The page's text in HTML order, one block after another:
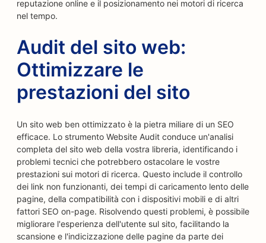
reputazione online e il posizionamento nei motori di ricerca
nel tempo.
Audit del sito web:
Ottimizzare le
prestazioni del sito
Un sito web ben ottimizzato è la pietra miliare di un SEO
efficace. Lo strumento Website Audit conduce un'analisi
completa del sito web della vostra libreria, identificando i
problemi tecnici che potrebbero ostacolare le vostre
prestazioni sui motori di ricerca. Questo include il controllo
dei link non funzionanti, dei tempi di caricamento lento delle
pagine, della compatibilità con i dispositivi mobili e di altri
fattori SEO on-page. Risolvendo questi problemi, è possibile
migliorare l'esperienza dell'utente sul sito, facilitando la
scansione e l'indicizzazione delle pagine da parte dei